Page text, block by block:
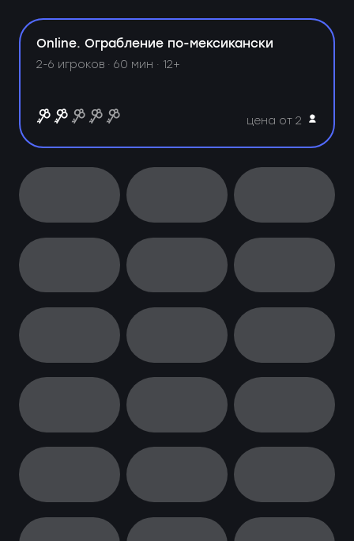
Online. Ограбление по-мексикански
2-6 игроков · 60 мин · 12+
цена от 2